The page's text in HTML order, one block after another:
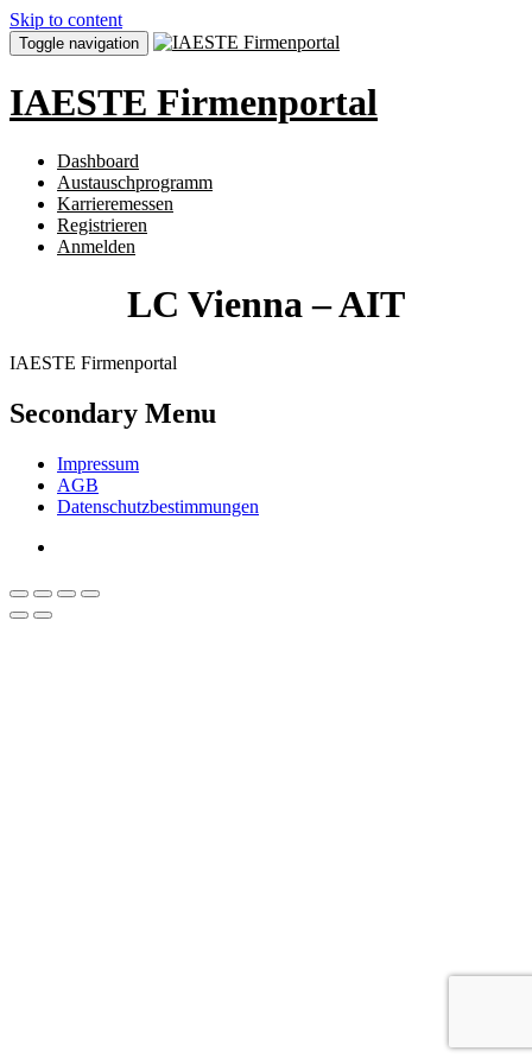
Skip to content
Toggle navigation
IAESTE Firmenportal
Dashboard
Austauschprogramm
Karrieremessen
Registrieren
Anmelden
LC Vienna – AIT
IAESTE Firmenportal
Secondary Menu
Impressum
AGB
Datenschutzbestimmungen